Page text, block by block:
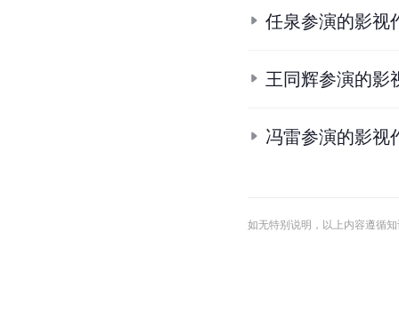
任泉参演的影视
王同辉参演的影
冯雷参演的影视
如无特别说明，以上内容遵循